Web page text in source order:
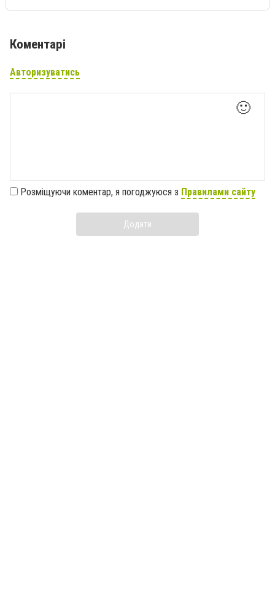
Коментарі
Авторизуватись
🙂
Розміщуючи коментар, я погоджуюся з Правилами сайту
Додати